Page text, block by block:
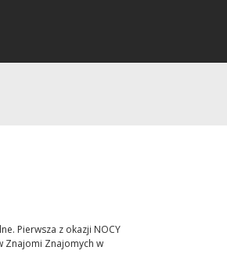
Pierwsza z okazji NOCY
Znajomi Znajomych w